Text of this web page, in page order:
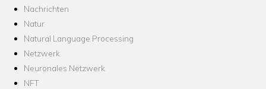
Nachrichten
Natur
Natural Language Processing
Netzwerk
Neuronales Netzwerk
NFT